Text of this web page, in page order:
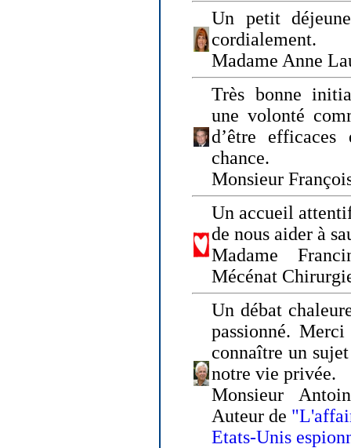
Un petit
cordialement.
Madame Anne
Très bonne
une volonté
d’être
chance.
Monsieur
Un accueil
de nous aider à
Madame
Mécénat
Un débat
passionné.
connaître un
notre vie privée.
Monsieur
Auteur de
Etats-Unis